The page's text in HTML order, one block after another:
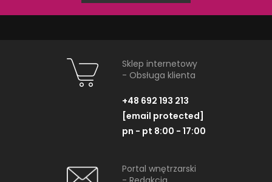
hydromasażem Smart WaterAir
Plus Opcja, 180x80 cm
ZOBACZ PRODUKT
Sklep internetowy
- Obsługa klienta
+48 692 193 213
[email protected]
pn - pt 8:00 - 17:00
Portal wnętrzarski